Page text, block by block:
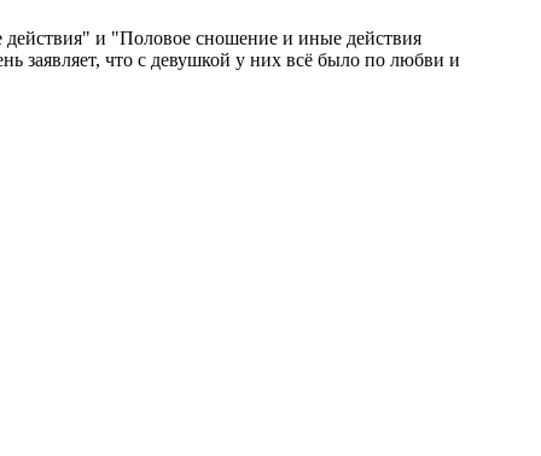
действия" и "Половое сношение и иные действия
заявляет, что с девушкой у них всё было по любви и